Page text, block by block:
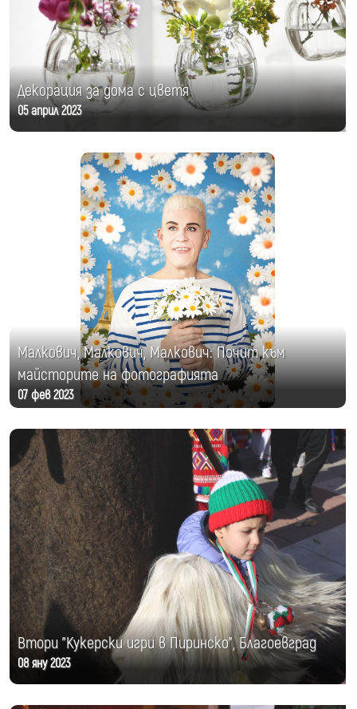
Декорация за дома с цветя
05 април 2023
Малкович, Малкович, Малкович: Почит към
майсторите на фотографията
07 фев 2023
Втори "Кукерски игри в Пиринско", Благоевград
08 яну 2023